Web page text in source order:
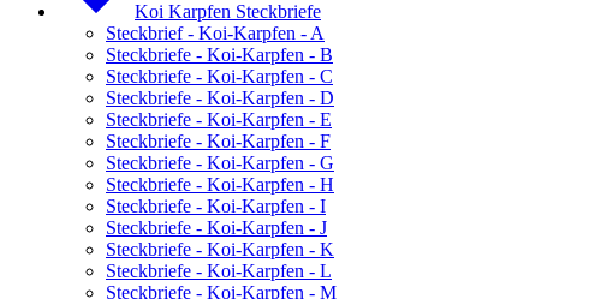
Koi Karpfen Steckbriefe
Steckbrief - Koi-Karpfen - A
Steckbriefe - Koi-Karpfen - B
Steckbriefe - Koi-Karpfen - C
Steckbriefe - Koi-Karpfen - D
Steckbriefe - Koi-Karpfen - E
Steckbriefe - Koi-Karpfen - F
Steckbriefe - Koi-Karpfen - G
Steckbriefe - Koi-Karpfen - H
Steckbriefe - Koi-Karpfen - I
Steckbriefe - Koi-Karpfen - J
Steckbriefe - Koi-Karpfen - K
Steckbriefe - Koi-Karpfen - L
Steckbriefe - Koi-Karpfen - M